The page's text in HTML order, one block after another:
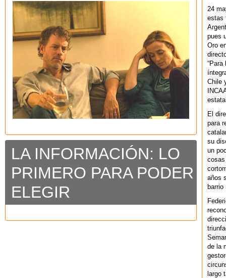
LA INFORMACIÓN: LO
PRIMERO PARA PODER
ELEGIR
24
estas
pues
Oro
“Para
Chile
El
para
su
un
cosas
años
de la
largo